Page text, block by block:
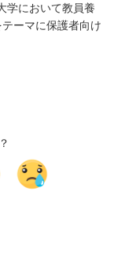
学において教員養
ーマに保護者向け